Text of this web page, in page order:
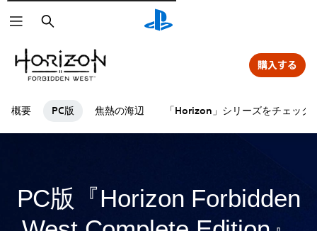
検
索
概要 PC版 焦熱の海辺 「Horizon」シリーズをチェック
購入する
PC版『Horizon Forbidden